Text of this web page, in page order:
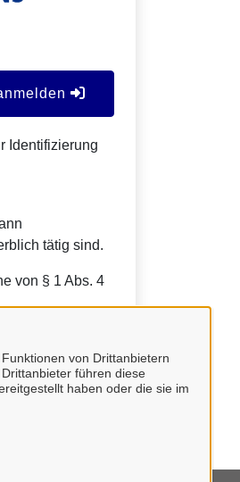
von Drittanbietern
führen diese
haben oder die sie im
Identifizierung
tätig sind.
von § 1 Abs. 4